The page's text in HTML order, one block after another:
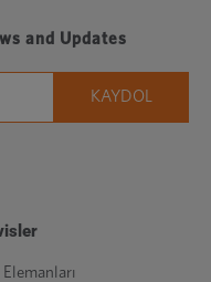
and Updates